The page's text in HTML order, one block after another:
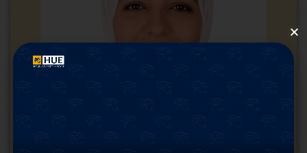
Associate Professor/ Hanaa